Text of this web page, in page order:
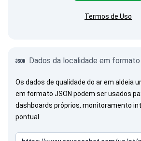
Termos de Uso
Dados da localidade em formato
Os dados de qualidade do ar em aldeia
em formato JSON podem ser usados
dashboards próprios, monitoramento
pontual.